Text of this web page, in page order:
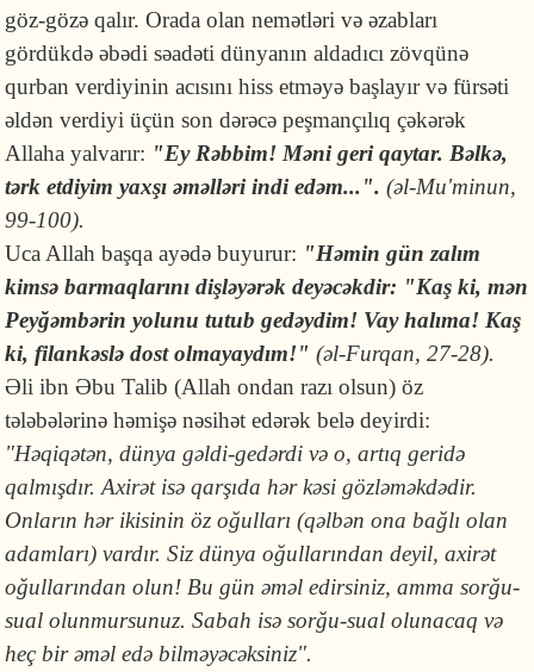
göz-gözə qalır. Orada olan nemətləri və əzabları
gördükdə əbədi səadəti dünyanın aldadıcı zövqünə
qurban verdiyinin acısını hiss etməyə başlayır və fürsəti
əldən verdiyi üçün son dərəcə peşmançılıq çəkərək
Allaha yalvarır: "Ey Rəbbim! Məni geri qaytar. Bəlkə,
tərk etdiyim yaxşı əməlləri indi edəm...". (əl-Mu'minun,
99-100).
Uca Allah başqa ayədə buyurur: "Həmin gün zalım
kimsə barmaqlarını dişləyərək deyəcəkdir: "Kaş ki, mən
Peyğəmbərin yolunu tutub gedəydim! Vay halıma! Kaş
ki, filankəslə dost olmayaydım!"(əl-Furqan, 27-28).
Əli ibn Əbu Talib (Allah ondan razı olsun) öz
tələbələrinə həmişə nəsihət edərək belə deyirdi:
"Həqiqətən, dünya gəldi-gedərdi və o, artıq geridə
qalmışdır. Axirət isə qarşıda hər kəsi gözləməkdədir.
Onların hər ikisinin öz oğulları (qəlbən ona bağlı olan
adamları) vardır. Siz dünya oğullarından deyil, axirət
oğullarından olun! Bu gün əməl edirsiniz, amma sorğu-
sual olunmursunuz. Sabah isə sorğu-sual olunacaq və
heç bir əməl edə bilməyəcəksiniz".